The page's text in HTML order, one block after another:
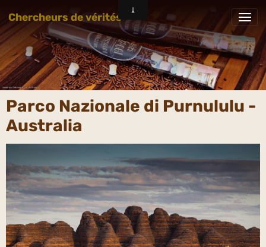
Chercheurs de vérités
Parco Nazionale di Purnululu -
Australia